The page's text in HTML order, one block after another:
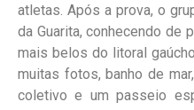
atletas. Após a prova, o
da Guarita, conhecendo de
mais belos do litoral
muitas fotos, banho de
coletivo e um passeio